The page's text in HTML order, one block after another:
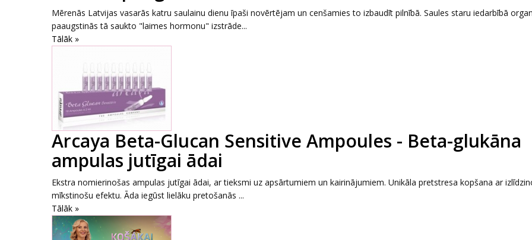
Mērenās Latvijas vasarās katru saulainu dienu īpaši novērtējam un cenšamies to izbaudīt pilnībā. Saules staru iedarbībā
paaugstinās tā saukto "laimes hormonu" izstrāde...
Tālāk »
Arcaya Beta-Glucan Sensitive Ampoules - Beta-glukāna
ampulas jutīgai ādai
Ekstra nomierinošas ampulas jutīgai ādai, ar tieksmi uz apsārtumiem un kairinājumiem. Unikāla pretstresa kopšana ar
mīkstinošu efektu. Āda iegūst lielāku pretošanās ...
Tālāk »